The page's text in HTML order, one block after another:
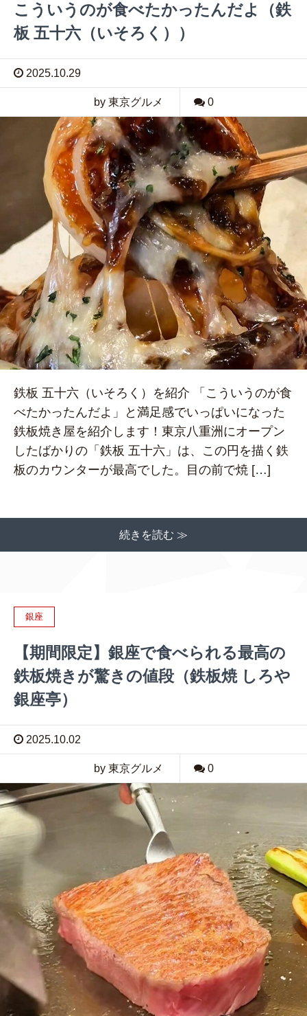
こういうのが食べたかったんだよ（鉄
板 五十六（いそろく））
2025.10.29
by 東京グルメ 0
鉄板 五十六（いそろく）を紹介 「こういうのが食
べたかったんだよ」と満足感でいっぱいになった
鉄板焼き屋を紹介します！東京八重洲にオープン
したばかりの「鉄板 五十六」は、この円を描く鉄
板のカウンターが最高でした。目の前で焼 […]
続きを読む ≫
銀座
【期間限定】銀座で食べられる最高の
鉄板焼きが驚きの値段（鉄板焼 しろや
銀座亭）
2025.10.02
by 東京グルメ 0